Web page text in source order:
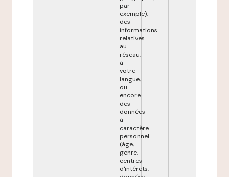
par
exemple),
des
informations
relatives
au
réseau,
à
votre
langue,
ou
encore
des
données
à
caractère
personnel
(âge,
genre,
centres
d'intérêts,